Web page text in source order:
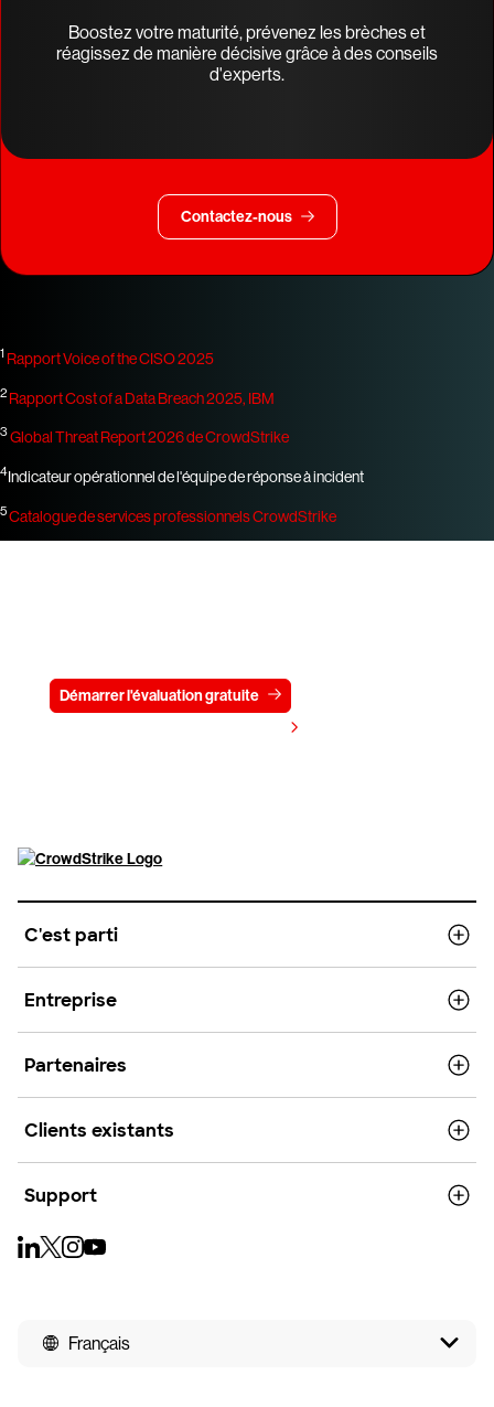
Boostez votre maturité, prévenez les brèches et
réagissez de manière décisive grâce à des conseils
d'experts.
Contactez-nous
1 Rapport Voice of the CISO 2025
2 Rapport Cost of a Data Breach 2025, IBM
3Global Threat Report 2026 de CrowdStrike
4Indicateur opérationnel de l'équipe de réponse à incident
5Catalogue de services professionnels CrowdStrike
Démarrer l'évaluation gratuite
C'est parti
Entreprise
Partenaires
Clients existants
Support
Français